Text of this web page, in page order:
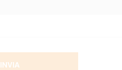
INVIA